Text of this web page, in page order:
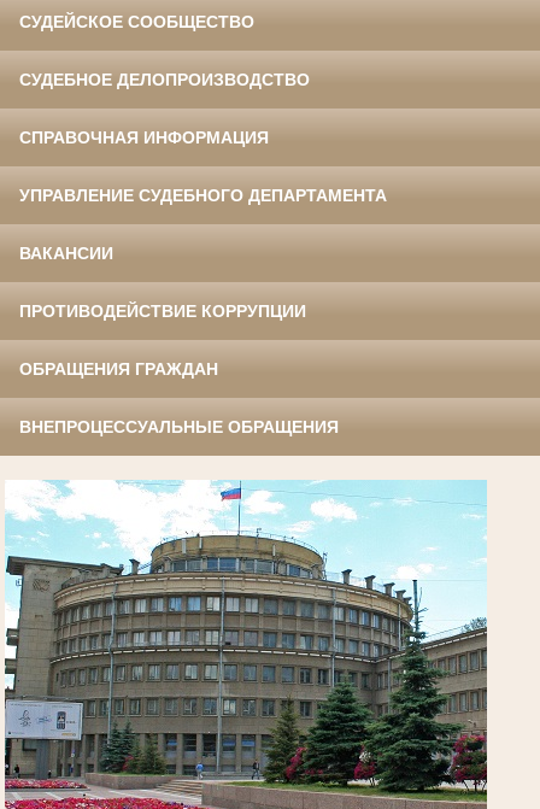
СУДЕЙСКОЕ СООБЩЕСТВО
СУДЕБНОЕ ДЕЛОПРОИЗВОДСТВО
СПРАВОЧНАЯ ИНФОРМАЦИЯ
УПРАВЛЕНИЕ СУДЕБНОГО ДЕПАРТАМЕНТА
ВАКАНСИИ
ПРОТИВОДЕЙСТВИЕ КОРРУПЦИИ
ОБРАЩЕНИЯ ГРАЖДАН
ВНЕПРОЦЕССУАЛЬНЫЕ ОБРАЩЕНИЯ